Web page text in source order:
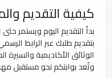
كيفية التقديم
بدأ التقديم اليوم ويستمر
بتقديم طلبك عبر الرابط
الوثائق الأكاديمية
وتُعد بوابتكم نحو مستقبل